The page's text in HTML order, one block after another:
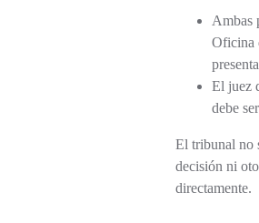
Ambas
Oficina
El juez
debe
El tribunal no
decisión ni
directamente.